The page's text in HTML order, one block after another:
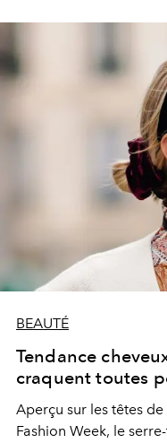
BEAUTÉ
Tendance
craquent toutes
Aperçu sur les têtes
Fashion Week, le